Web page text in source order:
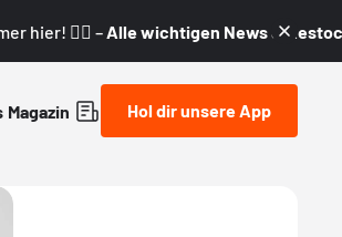
hier! 👇🏼 – Alle wichtigen News &
Magazin Hol dir unsere App